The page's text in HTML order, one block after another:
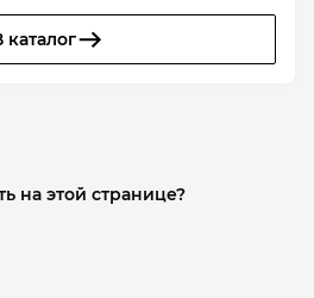
каталог
на этой странице?